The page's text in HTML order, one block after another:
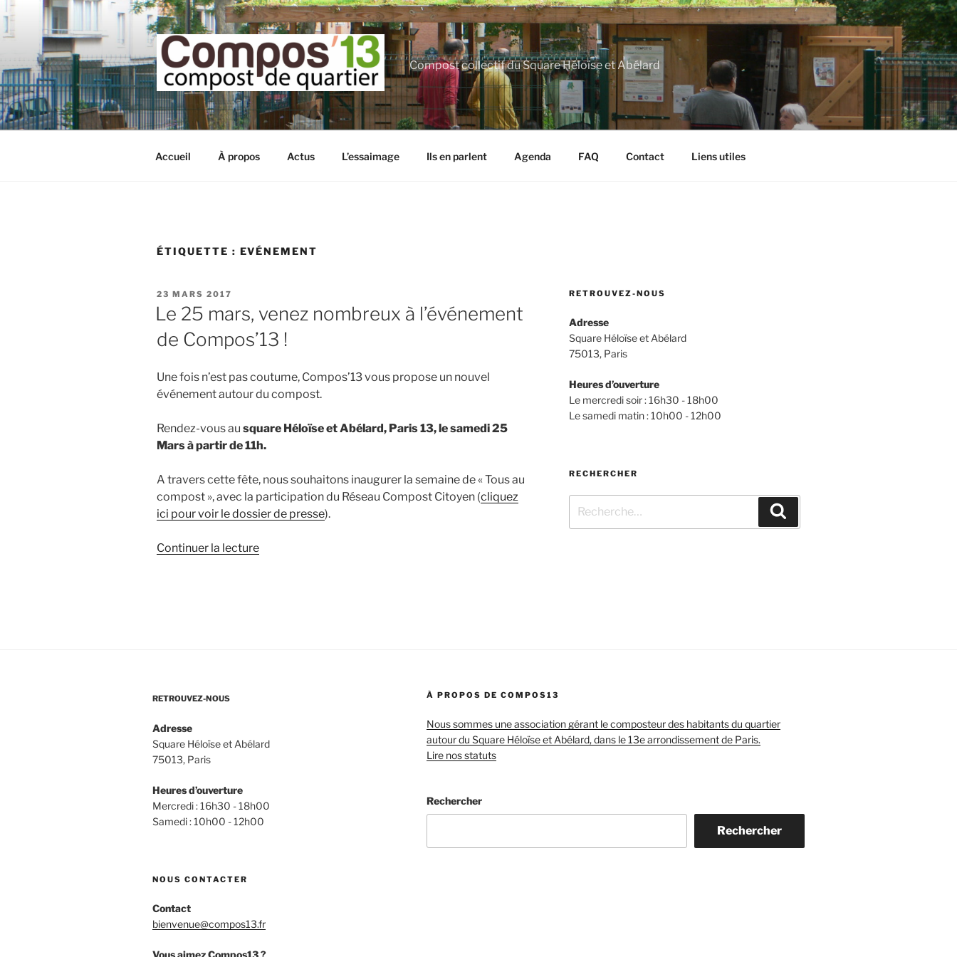
Aller
au
contenu
principal
Compost collectif du Square Héloïse et Abélard
Accueil À propos Actus L’essaimage Ils en parlent Agenda FAQ Contact Liens utiles
ÉTIQUETTE : EVÉNEMENT
PUBLIÉ
LE
23 MARS 2017
Le 25 mars, venez nombreux à l’événement
de Compos’13 !
Une fois n’est pas coutume, Compos’13 vous propose un nouvel
événement autour du compost.
Rendez-vous au square Héloïse et Abélard, Paris 13, le samedi 25
Mars à partir de 11h.
A travers cette fête, nous souhaitons inaugurer la semaine de « Tous au
compost », avec la participation du Réseau Compost Citoyen (cliquez
ici pour voir le dossier de presse).
Continuer la lecturede
RETROUVEZ-NOUS
Adresse
Square Héloïse et Abélard
75013, Paris
Heures d’ouverture
Le mercredi soir : 16h30 - 18h00
Le samedi matin : 10h00 - 12h00
RECHERCHER
pour
:
RETROUVEZ-NOUS
Adresse
Square Héloïse et Abélard
75013, Paris
Heures d’ouverture
Mercredi : 16h30 - 18h00
Samedi : 10h00 - 12h00
NOUS CONTACTER
Contact
bienvenue@compos13.fr
Vous aimez Compos13 ?
À PROPOS DE COMPOS13
Nous sommes une association gérant le composteur des habitants du quartier
autour du Square Héloïse et Abélard, dans le 13e arrondissement de Paris.
Lire nos statuts
Rechercher
Rechercher